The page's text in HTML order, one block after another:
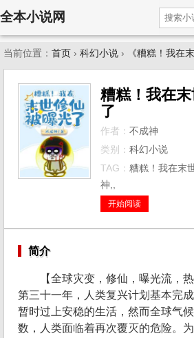
全本小说网
当前位置： 首页 › 科幻小说 › 《糟糕！我在
糟糕！我在
了
作者： 不成神
类别： 科幻小说
TAG： 糟糕！我在末
神,,
开始阅读
简介
【全球灾变，修仙，曝光流，
第三十一年，人类复兴计划基本完
暂时过上安稳的生活，然而全球气
数，人类面临着再次覆灭的危险。